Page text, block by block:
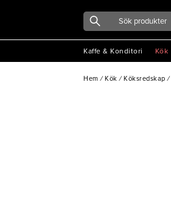
Kaffe & Konditori Kök
Hem / Kök / Köksredskap /